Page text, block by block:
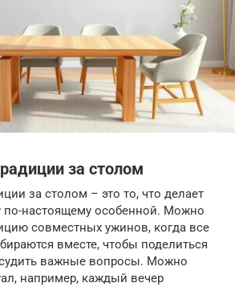
за столом
за столом – это то, что делает
по-настоящему особенной. Можно
совместных ужинов, когда все
вместе, чтобы поделиться
важные вопросы. Можно
например, каждый вечер